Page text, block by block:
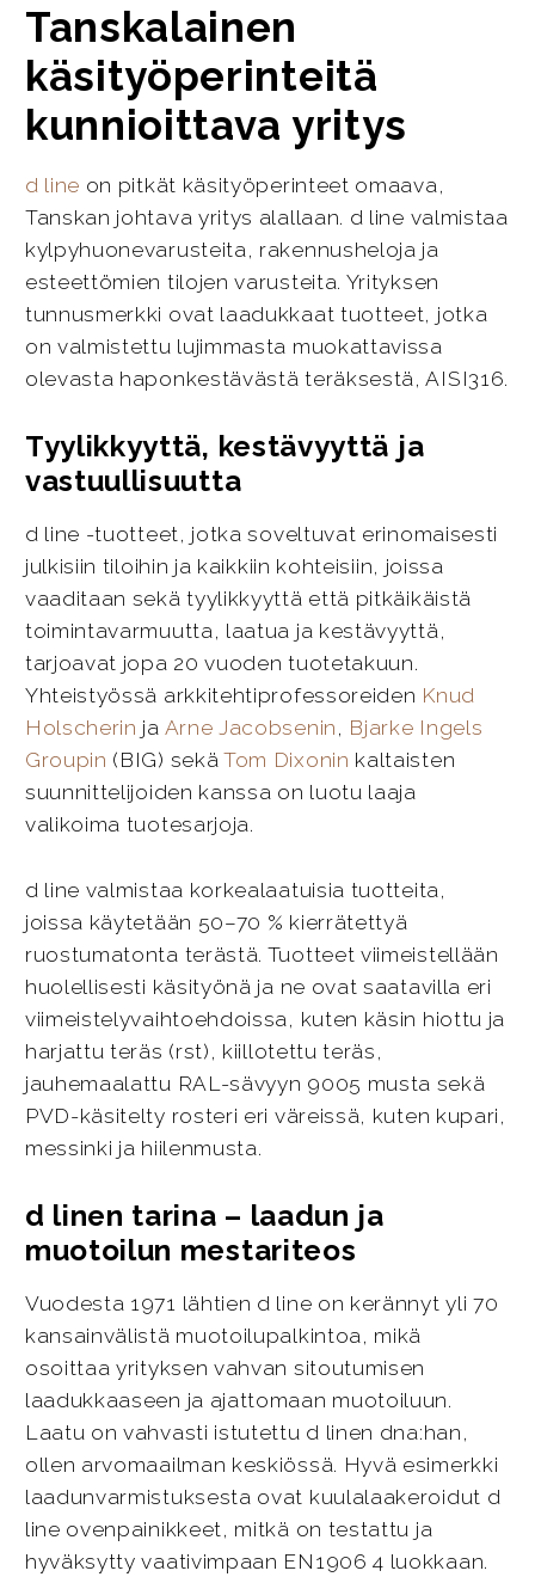
Tanskalainen
käsityöperinteitä
kunnioittava yritys
d line on pitkät käsityöperinteet omaava,
Tanskan johtava yritys alallaan. d line valmistaa
kylpyhuonevarusteita, rakennusheloja ja
esteettömien tilojen varusteita. Yrityksen
tunnusmerkki ovat laadukkaat tuotteet, jotka
on valmistettu lujimmasta muokattavissa
olevasta haponkestävästä teräksestä, AISI316.
Tyylikkyyttä, kestävyyttä ja
vastuullisuutta
d line -tuotteet, jotka soveltuvat erinomaisesti
julkisiin tiloihin ja kaikkiin kohteisiin, joissa
vaaditaan sekä tyylikkyyttä että pitkäikäistä
toimintavarmuutta, laatua ja kestävyyttä,
tarjoavat jopa 20 vuoden tuotetakuun.
Yhteistyössä arkkitehtiprofessoreiden Knud
Holscherin ja Arne Jacobsenin , Bjarke Ingels
Groupin (BIG) sekä Tom Dixonin kaltaisten
suunnittelijoiden kanssa on luotu laaja
valikoima tuotesarjoja.
d line valmistaa korkealaatuisia tuotteita,
joissa käytetään 50–70 % kierrätettyä
ruostumatonta terästä. Tuotteet viimeistellään
huolellisesti käsityönä ja ne ovat saatavilla eri
viimeistelyvaihtoehdoissa, kuten käsin hiottu ja
harjattu teräs (rst), kiillotettu teräs,
jauhemaalattu RAL-sävyyn 9005 musta sekä
PVD-käsitelty rosteri eri väreissä, kuten kupari,
messinki ja hiilenmusta.
d linen tarina – laadun ja
muotoilun mestariteos
Vuodesta 1971 lähtien d line on kerännyt yli 70
kansainvälistä muotoilupalkintoa, mikä
osoittaa yrityksen vahvan sitoutumisen
laadukkaaseen ja ajattomaan muotoiluun.
Laatu on vahvasti istutettu d linen dna:han,
ollen arvomaailman keskiössä. Hyvä esimerkki
laadunvarmistuksesta ovat kuulalaakeroidut d
line ovenpainikkeet, mitkä on testattu ja
hyväksytty vaativimpaan EN1906 4 luokkaan.